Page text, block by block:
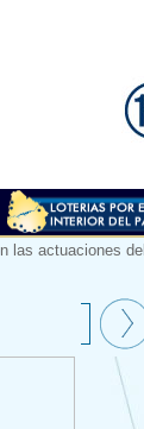
las actuaciones del